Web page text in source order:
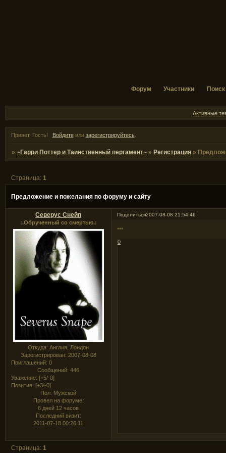
Форум Участники Поиск
Активные
Привет, Гость! Войдитеили зарегистрируйтесь.
»~Гарри Поттер и Таинственный пергамент~ » Регистрация »
Предложение и пожелания по форуму и сайту
Страница:1
Поделиться2007-08-08 21:54:46
Северус Снейп
:.Обрученный со смертью.:
Откуда: Англия, Лондон
Зарегистрирован: 2007-08-08
Приглашений: 0
Сообщений: 446
Уважение: [+5/-0]
Позитив: [+3/-0]
Пол: Мужской
Провел на форуме:
6 дней 12 часов
Последний визит:
2011-07-18 00:26:11
***
0
Страница: 1